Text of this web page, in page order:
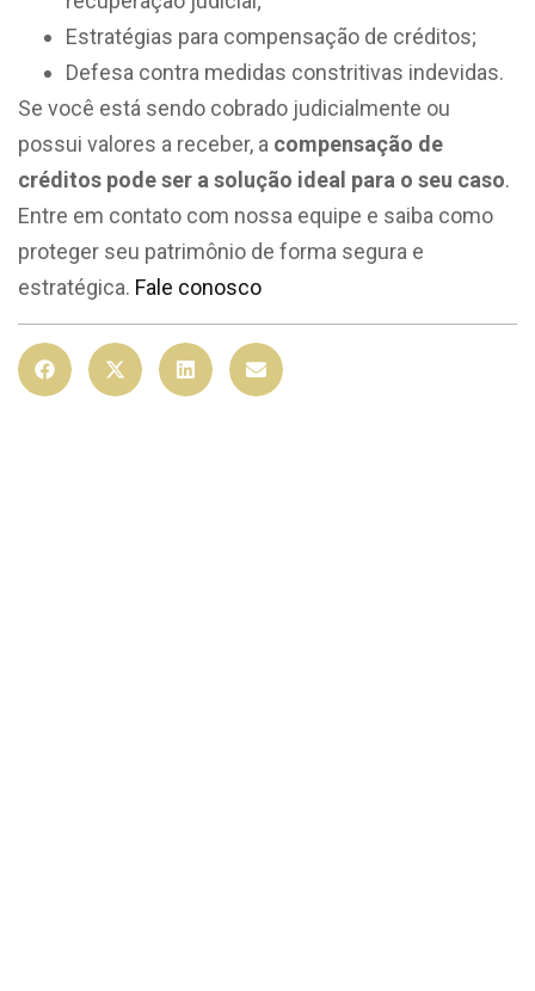
Estratégias para compensação de créditos;
Defesa contra medidas constritivas indevidas.
Se você está sendo cobrado judicialmente ou
possui valores a receber, a compensação de
créditos pode ser a solução ideal para o seu caso.
Entre em contato com nossa equipe e saiba como
proteger seu patrimônio de forma segura e
estratégica. Fale conosco